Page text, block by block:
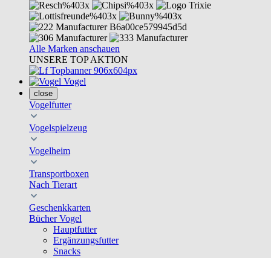
Alle Marken anschauen
UNSERE TOP AKTION
Vogel
close
Vogelfutter
Vogelspielzeug
Vogelheim
Transportboxen
Nach Tierart
Geschenkkarten
Bücher Vogel
Hauptfutter
Ergänzungsfutter
Snacks